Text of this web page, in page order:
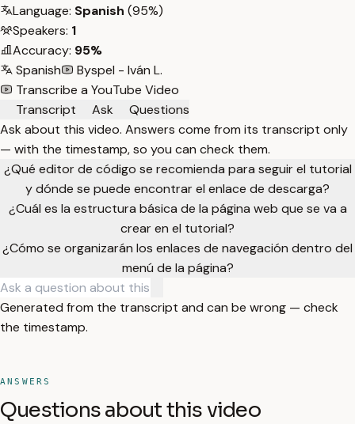
Language: Spanish (95%)
Speakers: 1
Accuracy: 95%
Spanish
Byspel - Iván L.
Transcribe a YouTube Video
Transcript
Ask
Questions
Ask about this video. Answers come from its transcript only
— with the timestamp, so you can check them.
¿Qué editor de código se recomienda para seguir el tutorial
y dónde se puede encontrar el enlace de descarga?
¿Cuál es la estructura básica de la página web que se va a
crear en el tutorial?
¿Cómo se organizarán los enlaces de navegación dentro del
menú de la página?
Generated from the transcript and can be wrong — check
the timestamp.
ANSWERS
Questions about this video